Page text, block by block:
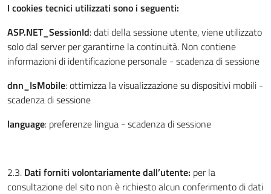
I cookies tecnici utilizzati sono i seguenti:
ASP.NET_SessionId: dati della sessione utente, viene utilizzato
solo dal server per garantirne la continuità. Non contiene
informazioni di identificazione personale - scadenza di sessione
dnn_IsMobile: ottimizza la visualizzazione su dispositivi mobili -
scadenza di sessione
language: preferenze lingua - scadenza di sessione
2.3. Dati forniti volontariamente dall’utente: per la
consultazione del sito non è richiesto alcun conferimento di dati